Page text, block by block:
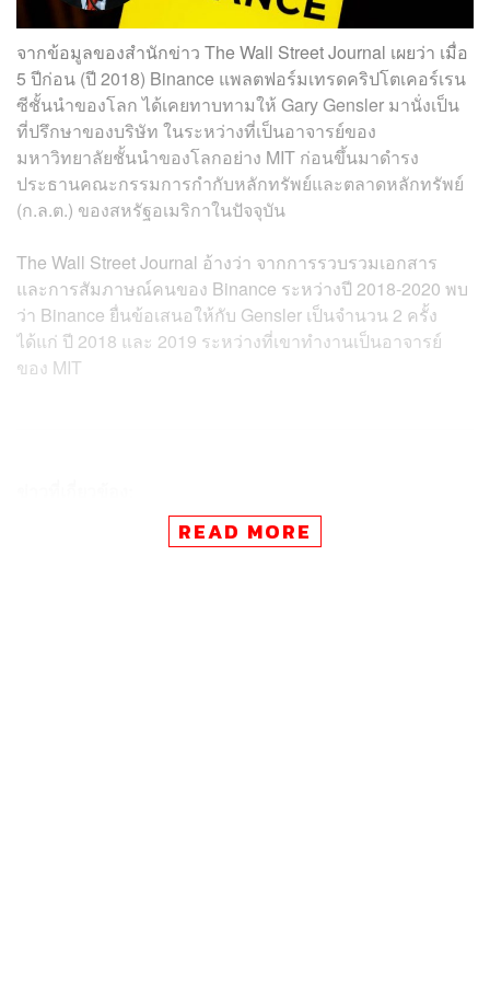
จากข้อมูลของสำนักข่าว The Wall Street Journal เผยว่า เมื่อ
5 ปีก่อน (ปี 2018) Binance แพลตฟอร์มเทรดคริปโตเคอร์เรน
ซีชั้นนำของโลก ได้เคยทาบทามให้ Gary Gensler มานั่งเป็น
ที่ปรึกษาของบริษัท ในระหว่างที่เป็นอาจารย์ของ
มหาวิทยาลัยชั้นนำของโลกอย่าง MIT ก่อนขึ้นมาดำรง
ประธานคณะกรรมการกำกับหลักทรัพย์และตลาดหลักทรัพย์
(ก.ล.ต.) ของสหรัฐอเมริกาในปัจจุบัน
The Wall Street Journal อ้างว่า จากการรวบรวมเอกสาร
และการสัมภาษณ์คนของ Binance ระหว่างปี 2018-2020 พบ
ว่า Binance ยื่นข้อเสนอให้กับ Gensler เป็นจำนวน 2 ครั้ง
ได้แก่ ปี 2018 และ 2019 ระหว่างที่เขาทำงานเป็นอาจารย์
ของ MIT
เปิดปมน่าสงสัย! ผลัก Binance แพลตฟอร์มเทรดคริปโต
อันดับ 1 ของโลกเผชิญวิกฤตเชื่อมั่น
READ MORE